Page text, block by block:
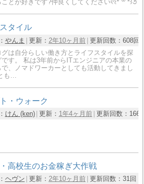
とが好きです?仲良くしてください୧꒰*´꒳`*꒱૭
タイル
やんま 更新： 2年10ヶ月前 更新回数： 608回
グは自分らしい働き方とライフスタイルを探
す。 私は3年前からITエンジニアの本業の
で、ノマドワーカーとしても活動してきまし
も…
・ウォーク
けん (ken) 更新： 1年4ヶ月前 更新回数： 166
高校生のお金稼ぎ大作戦
ヘヴン 更新： 2年10ヶ月前 更新回数： 31回